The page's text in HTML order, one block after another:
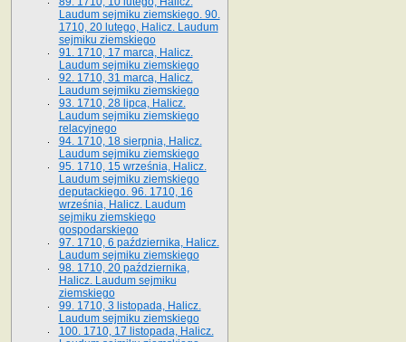
Laudum sejmiku ziemskiego. 90.
1710, 20 lutego, Halicz. Laudum
sejmiku ziemskiego
91. 1710, 17 marca, Halicz.
Laudum sejmiku ziemskiego
92. 1710, 31 marca, Halicz.
Laudum sejmiku ziemskiego
93. 1710, 28 lipca, Halicz.
Laudum sejmiku ziemskiego
relacyjnego
94. 1710, 18 sierpnia, Halicz.
Laudum sejmiku ziemskiego
95. 1710, 15 września, Halicz.
Laudum sejmiku ziemskiego
deputackiego. 96. 1710, 16
września, Halicz. Laudum
sejmiku ziemskiego
gospodarskiego
97. 1710, 6 października, Halicz.
Laudum sejmiku ziemskiego
98. 1710, 20 października,
Halicz. Laudum sejmiku
ziemskiego
99. 1710, 3 listopada, Halicz.
Laudum sejmiku ziemskiego
100. 1710, 17 listopada, Halicz.